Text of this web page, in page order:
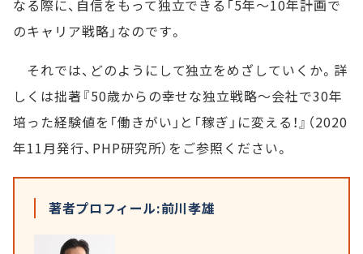
なる際に、自信をもって独立できる「5年～10年計画で
のキャリア戦略」なのです。
それでは、どのようにして独立をめざしていくか。詳
しくは拙著『50歳からの幸せな独立戦略～会社で30年
培った経験値を「働きがい」と「稼ぎ」に変える！』（2020
年11月発行、PHP研究所）をご参照ください。
著者プロフィール:前川孝雄